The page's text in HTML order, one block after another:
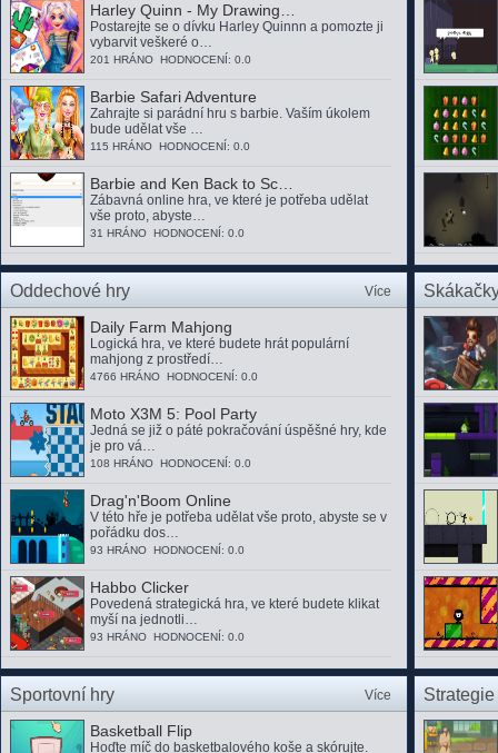
Harley Quinn - My Drawing…
Postarejte se o dívku Harley Quinnn a pomozte ji
vybarvit veškeré o…
201 HRÁNO HODNOCENÍ: 0.0
Barbie Safari Adventure
Zahrajte si parádní hru s barbie. Vaším úkolem
bude udělat vše …
115 HRÁNO HODNOCENÍ: 0.0
Barbie and Ken Back to Sc…
Zábavná online hra, ve které je potřeba udělat
vše proto, abyste…
31 HRÁNO HODNOCENÍ: 0.0
Oddechové hry Více
Daily Farm Mahjong
Logická hra, ve které budete hrát populární
mahjong z prostředí…
4766 HRÁNO HODNOCENÍ: 0.0
Moto X3M 5: Pool Party
Jedná se již o páté pokračování úspěšné hry, kde
je pro vá…
108 HRÁNO HODNOCENÍ: 0.0
Drag'n'Boom Online
V této hře je potřeba udělat vše proto, abyste se v
pořádku dos…
93 HRÁNO HODNOCENÍ: 0.0
Habbo Clicker
Povedená strategická hra, ve které budete klikat
myší na jednotli…
93 HRÁNO HODNOCENÍ: 0.0
Sportovní hry Více
Basketball Flip
Hoďte míč do basketbalového koše a skórujte.
Strategie